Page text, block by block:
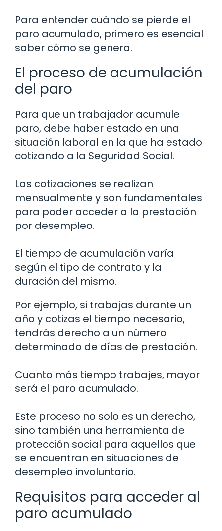
Para entender cuándo se pierde el
paro acumulado, primero es esencial
saber cómo se genera.
El proceso de acumulación
del paro
Para que un trabajador acumule
paro, debe haber estado en una
situación laboral en la que ha estado
cotizando a la Seguridad Social.
Las cotizaciones se realizan
mensualmente y son fundamentales
para poder acceder a la prestación
por desempleo.
El tiempo de acumulación varía
según el tipo de contrato y la
duración del mismo.
Por ejemplo, si trabajas durante un
año y cotizas el tiempo necesario,
tendrás derecho a un número
determinado de días de prestación.
Cuanto más tiempo trabajes, mayor
será el paro acumulado.
Este proceso no solo es un derecho,
sino también una herramienta de
protección social para aquellos que
se encuentran en situaciones de
desempleo involuntario.
Requisitos para acceder al
paro acumulado